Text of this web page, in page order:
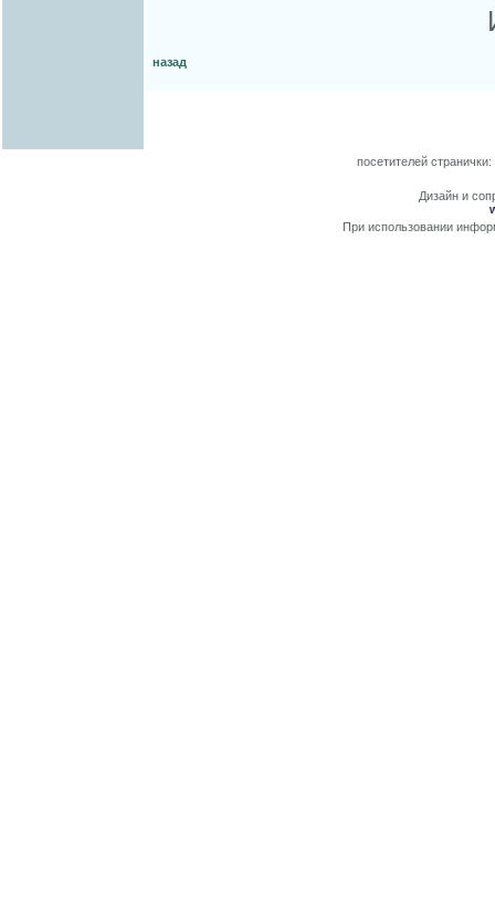
назад
посетителей странички:
Дизайн и
При использовании